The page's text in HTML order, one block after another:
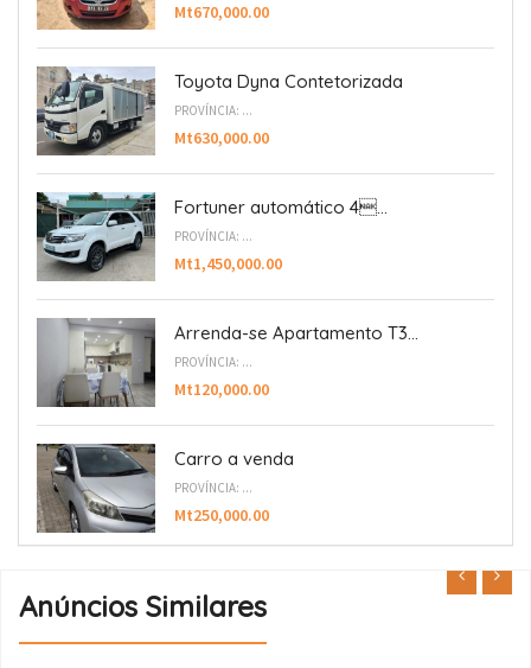
Mt670,000.00
Toyota Dyna Contetorizada
PROVÍNCIA: ...
Mt630,000.00
Fortuner automático 4...
PROVÍNCIA: ...
Mt1,450,000.00
Arrenda-se Apartamento T3...
PROVÍNCIA: ...
Mt120,000.00
Carro a venda
PROVÍNCIA: ...
Mt250,000.00
Anúncios Similares